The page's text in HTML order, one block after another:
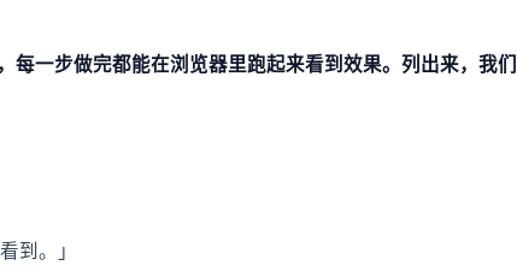
每一步做完都能在浏览器里跑起来看到效果。列出来，我们
到。」